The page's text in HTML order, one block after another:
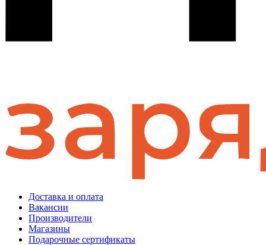
Доставка и оплата
Вакансии
Производители
Магазины
Подарочные сертификаты